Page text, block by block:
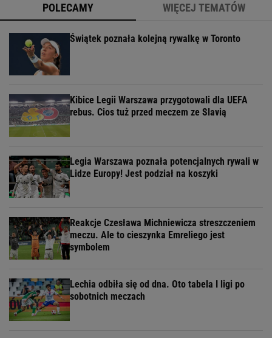
POLECAMY WIĘCEJ TEMATÓW
Świątek poznała kolejną rywalkę w Toronto
Kibice Legii Warszawa przygotowali dla UEFA
rebus. Cios tuż przed meczem ze Slavią
Legia Warszawa poznała potencjalnych rywali w
Lidze Europy! Jest podział na koszyki
Reakcje Czesława Michniewicza streszczeniem
meczu. Ale to cieszynka Emreliego jest
symbolem
Lechia odbiła się od dna. Oto tabela I ligi po
sobotnich meczach